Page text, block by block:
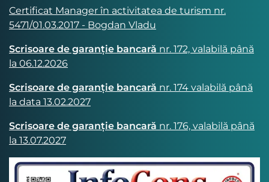
Certificat Manager în activitatea de turism nr.
5471/01.03.2017 - Bogdan Vladu
Scrisoare de garanție bancară nr. 172, valabilă până
la 06.12.2026
Scrisoare de garanție bancară nr. 174 valabilă până
la data 13.02.2027
Scrisoare de garanție bancară nr. 176, valabilă până
la 13.07.2027